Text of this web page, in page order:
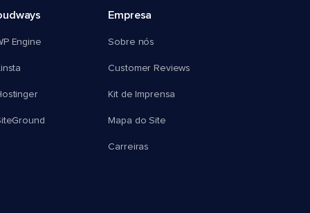
Engine
Empresa
Sobre nós
Customer Reviews
Kit de Imprensa
Mapa do Site
Carreiras